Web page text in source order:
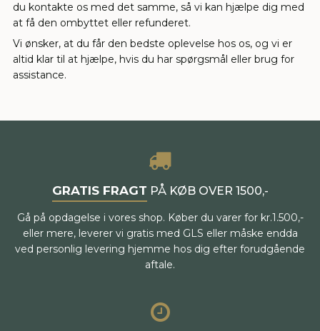
du kontakte os med det samme, så vi kan hjælpe dig med
at få den ombyttet eller refunderet.
Vi ønsker, at du får den bedste oplevelse hos os, og vi er
altid klar til at hjælpe, hvis du har spørgsmål eller brug for
assistance.
GRATIS FRAGT PÅ KØB OVER 1500,-
Gå på opdagelse i vores shop. Køber du varer for kr.1.500,-
eller mere, leverer vi gratis med GLS eller måske endda
ved personlig levering hjemme hos dig efter forudgående
aftale.